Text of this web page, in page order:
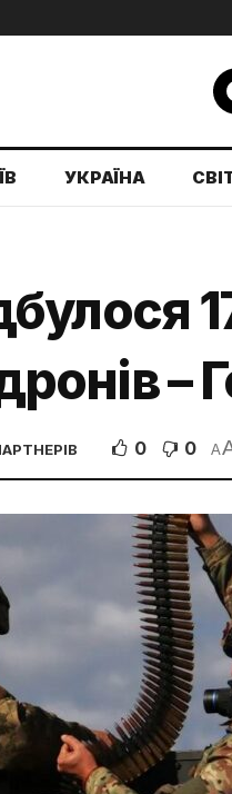
УКРАЇНА
–
0 0 A